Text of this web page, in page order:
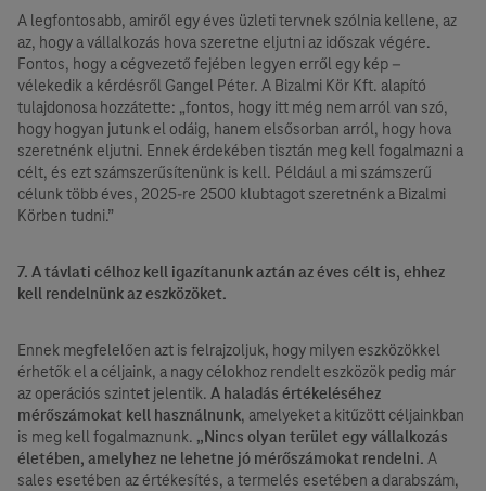
A legfontosabb, amiről egy éves üzleti tervnek szólnia kellene, az
az, hogy a vállalkozás hova szeretne eljutni az időszak végére.
Fontos, hogy a cégvezető fejében legyen erről egy kép –
vélekedik a kérdésről Gangel Péter. A Bizalmi Kör Kft. alapító
tulajdonosa hozzátette: „fontos, hogy itt még nem arról van szó,
hogy hogyan jutunk el odáig, hanem elsősorban arról, hogy hova
szeretnénk eljutni. Ennek érdekében tisztán meg kell fogalmazni a
célt, és ezt számszerűsítenünk is kell. Például a mi számszerű
célunk több éves, 2025-re 2500 klubtagot szeretnénk a Bizalmi
Körben tudni.”
7. A távlati célhoz kell igazítanunk aztán az éves célt is, ehhez
kell rendelnünk az eszközöket.
Ennek megfelelően azt is felrajzoljuk, hogy milyen eszközökkel
érhetők el a céljaink, a nagy célokhoz rendelt eszközök pedig már
az operációs szintet jelentik. A haladás értékeléséhez
mérőszámokat kell használnunk, amelyeket a kitűzött céljainkban
is meg kell fogalmaznunk. „Nincs olyan terület egy vállalkozás
életében, amelyhez ne lehetne jó mérőszámokat rendelni. A
sales esetében az értékesítés, a termelés esetében a darabszám,